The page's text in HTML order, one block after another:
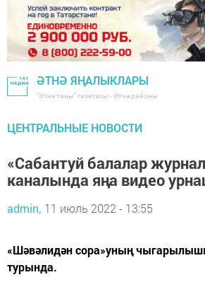
ӘТНӘ ЯҢАЛЫКЛАРЫ
"Әтнә таңы" газетасы - Әтнә районы
ЦЕНТРАЛЬНЫЕ НОВОСТИ
«Сабантуй балалар
каналында яңа видео
admin, 11 июль 2022 - 13:55
«Шәвәлидән сора»уның
турында.